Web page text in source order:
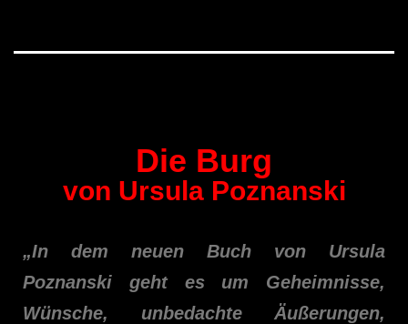
Die Burg
von Ursula Poznanski
„In dem neuen Buch von Ursula
Poznanski geht es um Geheimnisse,
Wünsche, unbedachte Äußerungen,